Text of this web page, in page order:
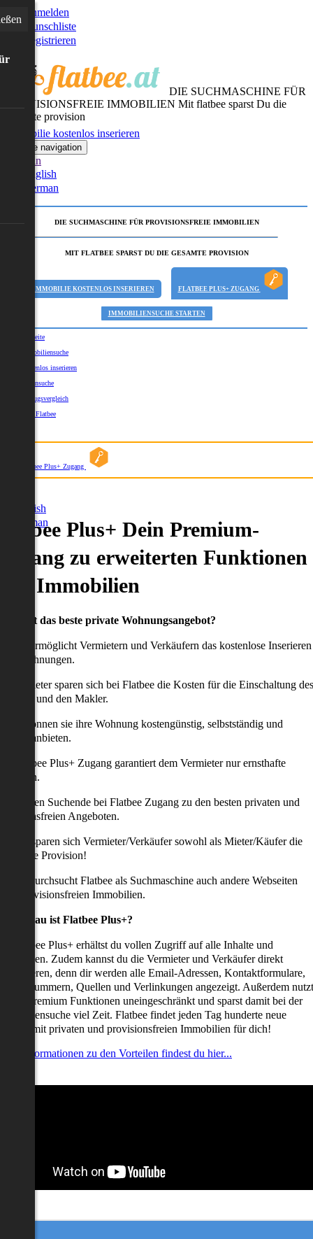
Anmelden
Wunschliste
Registrieren
DIE SUCHMASCHINE FÜR
PROVISIONSFREIE IMMOBILIEN Mit flatbee sparst Du die
gesamte provision
Immobilie kostenlos inserieren
Toggle navigation
German
English
German
DIE SUCHMASCHINE FÜR PROVISIONSFREIE IMMOBILIEN
MIT FLATBEE SPARST DU DIE GESAMTE PROVISION
IMMOBILIE KOSTENLOS INSERIEREN FLATBEE PLUS+ ZUGANG
IMMOBILIENSUCHE STARTEN
Startseite
Immobiliensuche
Kostenlos inserieren
Kartensuche
Umzugsvergleich
Über Flatbee
Flatbee Plus+ Zugang
English
German
Plus+ Dein Premium-
zu erweiterten Funktionen
Immobilien
willst das beste private Wohnungsangebot?
ermöglicht Vermietern und Verkäufern das kostenlose Inserieren
Wohnungen.
Anbieter sparen sich bei Flatbee die Kosten für die Einschaltung des
und den Makler.
können sie ihre Wohnung kostengünstig, selbstständig und
anbieten.
Flatbee Plus+ Zugang garantiert dem Vermieter nur ernsthafte
erhalten Suchende bei Flatbee Zugang zu den besten privaten und
Angeboten.
uns sparen sich Vermieter/Verkäufer sowohl als Mieter/Käufer die
Provision!
durchsucht Flatbee als Suchmaschine auch andere Webseiten
provisionsfreien Immobilien.
genau ist Flatbee Plus+?
Flatbee Plus+ erhältst du vollen Zugriff auf alle Inhalte und
Zudem kannst du die Vermieter und Verkäufer direkt
denn dir werden alle Email-Adressen, Kontaktformulare,
Quellen und Verlinkungen angezeigt. Außerdem nutzt
alle Premium Funktionen uneingeschränkt und sparst damit bei der
viel Zeit. Flatbee findet jeden Tag hunderte neue
mit privaten und provisionsfreien Immobilien für dich!
Informationen zu den Vorteilen findest du hier...